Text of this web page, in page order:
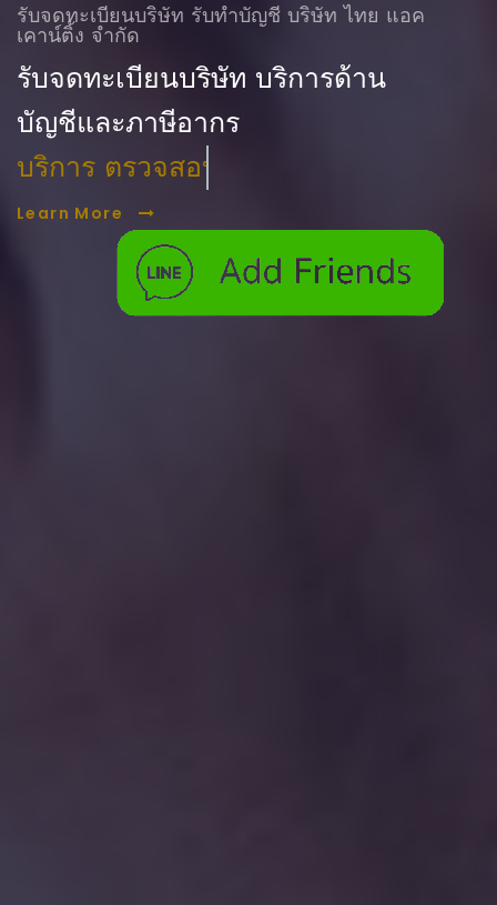
รับจดทะเบียนบริษัท รับทําบัญชี บริษัท ไทย แอค
เคาน์ติ้ง จำกัด
รับจดทะเบียนบริษัท บริการด้าน
บัญชีและภาษีอากร
บริการ ตรวจสอบบัญชี
Learn More